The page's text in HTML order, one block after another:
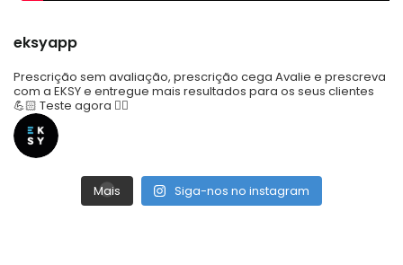
eksyapp
Prescrição sem avaliação, prescrição cega Avalie e prescreva
com a EKSY e entregue mais resultados para os seus clientes
💪🏻 Teste agora 👇🏼
Mais Siga-nos no instagram